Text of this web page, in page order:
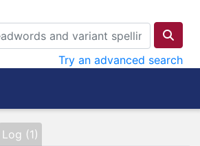
Try an advanced search
Log (1)